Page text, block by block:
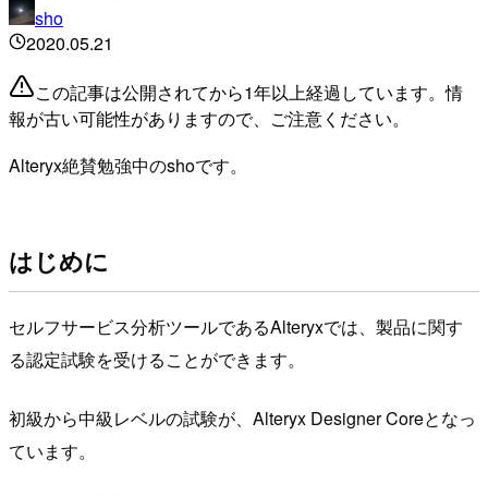
sho
2020.05.21
この記事は公開されてから1年以上経過しています。情
報が古い可能性がありますので、ご注意ください。
Alteryx絶賛勉強中のshoです。
はじめに
セルフサービス分析ツールであるAlteryxでは、製品に関す
る認定試験を受けることができます。
初級から中級レベルの試験が、Alteryx Designer Coreとなっ
ています。